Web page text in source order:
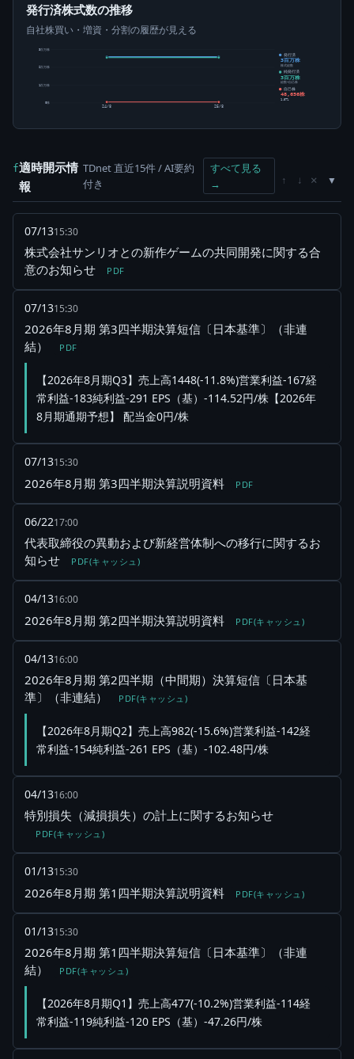
発行済株式数の推移
自社株買い・増資・分割の履歴が見える
0株
1百万株
2百万株
3百万株
24/8 25/8
発行済
3百万株
株式総数
純発行済
3百万株
総数-自己株
自己株
48,656株
1.87%
f適時開示情
報
TDnet 直近15件 / AI要約
付き
すべて見る
→
↑ ↓ ×
07/1315:30
株式会社サンリオとの新作ゲームの共同開発に関する合
意のお知らせ
PDF
07/1315:30
2026年8月期 第3四半期決算短信〔日本基準〕（非連
結）
PDF
【2026年8月期Q3】売上高1448(-11.8%)営業利益-167経
常利益-183純利益-291 EPS（基）-114.52円/株【2026年
8月期通期予想】 配当金0円/株
07/1315:30
2026年8月期 第3四半期決算説明資料 PDF
06/2217:00
代表取締役の異動および新経営体制への移行に関するお
知らせ
PDF(キャッシュ)
04/1316:00
2026年8月期 第2四半期決算説明資料 PDF(キャッシュ)
04/1316:00
2026年8月期 第2四半期（中間期）決算短信〔日本基
準〕（非連結）
PDF(キャッシュ)
【2026年8月期Q2】売上高982(-15.6%)営業利益-142経
常利益-154純利益-261 EPS（基）-102.48円/株
04/1316:00
特別損失（減損損失）の計上に関するお知らせ
PDF(キャッシュ)
01/1315:30
2026年8月期 第1四半期決算説明資料 PDF(キャッシュ)
01/1315:30
2026年8月期 第1四半期決算短信〔日本基準〕（非連
結）
PDF(キャッシュ)
【2026年8月期Q1】売上高477(-10.2%)営業利益-114経
常利益-119純利益-120 EPS（基）-47.26円/株